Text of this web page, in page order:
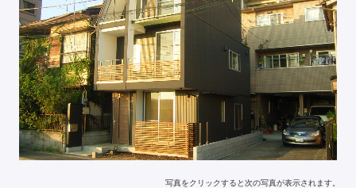
写真をクリックすると次の写真が表示されます。